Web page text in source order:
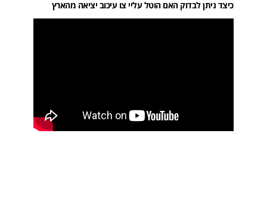
כיצד ניתן לבדוק האם הוטל עליי צו עיכוב יציאה מהארץ